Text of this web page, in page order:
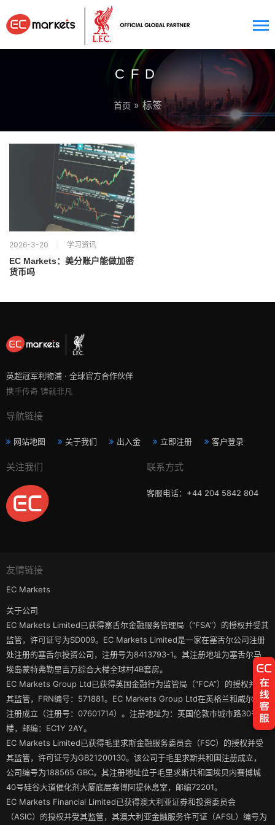
CFD
首页 » 标签
2026-3-20 学习资讯
EC Markets：美分账户能做加密
货币吗
英超冠军利物浦 · 全球官方合作伙伴
携手传奇 铸就非凡
导航链接
网站地图 关于我们 出入金 立即注册 客户登录
关注我们 联系方式
客服电话：+44 204 5842 804
友情链接
EC Markets
关于公司
EC Markets Limited已获得塞舌尔金融服务管理局（“FSA”）的授权并受其
监管，许可证号为SD009。EC Markets Limited是一家在塞舌尔公司注册
处注册的塞舌尔投资公司，注册号为8413793-1。其注册地址为塞舌尔马
埃岛蒙特弗勒里吉万综合大楼全球村4B套房。
EC Markets Group Ltd已获得英国金融行为监管局（“FCA”）的授权并受
其监管，FRN编号：571881。EC Markets Group Ltd在英格兰和威尔士
注册成立（注册号：07601714）。注册地址为：英国伦敦市城市路30号3
楼，邮编：EC1Y 2AY。
EC Markets Limited已获得毛里求斯金融服务委员会（FSC）的授权并受
其监管，许可证号为GB21200130。该公司于毛里求斯共和国注册成立，
公司编号为188565 GBC。其注册地址位于毛里求斯共和国埃贝内赛博城
40号硅谷大道催化剂大厦底层赛博阿提休息室，邮编72201。
EC Markets Financial Limited已获得澳大利亚证券和投资委员会
（ASIC）的授权并受其监管，其澳大利亚金融服务许可证（AFSL）编号为